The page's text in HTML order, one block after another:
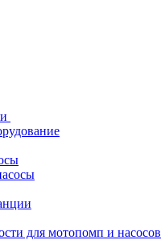
для мотопомп и насосов